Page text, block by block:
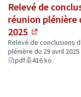
Relevé de
réunion plénière
2025
(Lien
Relevé de conclusions
plénière du 29 avril 2025
pdf
416 ko